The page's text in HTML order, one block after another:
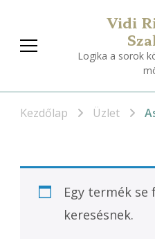
Vidi
Logika a sorok
Kezdőlap Üzlet
Egy termék se
keresésnek.